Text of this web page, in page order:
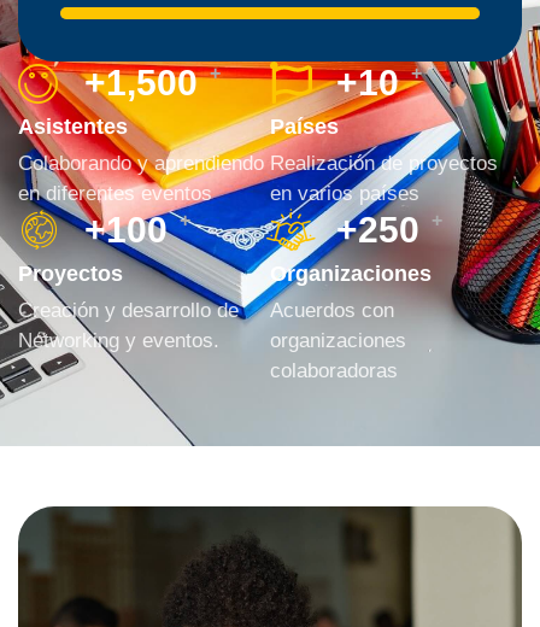
+1,500 +
Asistentes
Colaborando y aprendiendo
en diferentes eventos
+10 +
Países
Realización de proyectos
en varios países
+100 +
Proyectos
Creación y desarrollo de
Networking y eventos.
+250 +
Organizaciones
Acuerdos con
organizaciones
colaboradoras